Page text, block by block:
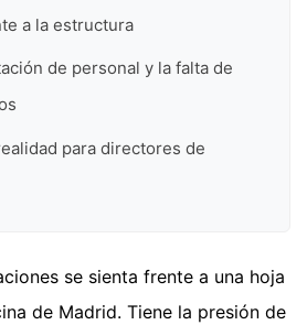
a la estructura
de personal y la falta de
para directores de
se sienta frente a una hoja
de Madrid. Tiene la presión de